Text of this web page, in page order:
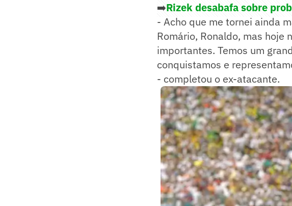
➡️Rizek desabafa sobre
- Acho que me tornei ainda
Romário, Ronaldo, mas hoje
importantes. Temos um
conquistamos e
- completou o ex-atacante.